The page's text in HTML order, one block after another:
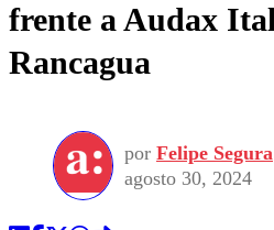
frente a Audax
Rancagua
por Felipe Segura
agosto 30, 2024